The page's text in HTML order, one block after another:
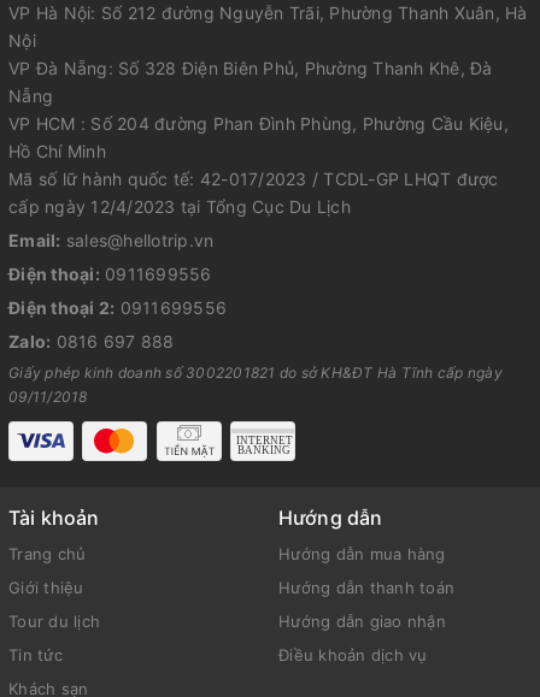
VP Hà Nội: Số 212 đường Nguyễn Trãi, Phường Thanh Xuân, Hà
Nội
VP Đà Nẵng: Số 328 Điện Biên Phủ, Phường Thanh Khê, Đà
Nẵng
VP HCM : Số 204 đường Phan Đình Phùng, Phường Cầu Kiệu,
Hồ Chí Minh
Mã số lữ hành quốc tế: 42-017/2023 / TCDL-GP LHQT được
cấp ngày 12/4/2023 tại Tổng Cục Du Lịch
Email: sales@hellotrip.vn
Điện thoại: 0911699556
Điện thoại 2: 0911699556
Zalo: 0816 697 888
Giấy phép kinh doanh số 3002201821 do sở KH&ĐT Hà Tĩnh cấp ngày
09/11/2018
Tài khoản
Trang chủ
Giới thiệu
Tour du lịch
Tin tức
Khách sạn
Hướng dẫn
Hướng dẫn mua hàng
Hướng dẫn thanh toán
Hướng dẫn giao nhận
Điều khoản dịch vụ